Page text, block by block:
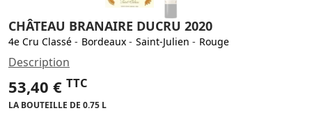
CHÂTEAU BRANAIRE DUCRU 2020
4e Cru Classé - Bordeaux - Saint-Julien - Rouge
Description
53,40 € TTC
LA BOUTEILLE DE 0.75 L